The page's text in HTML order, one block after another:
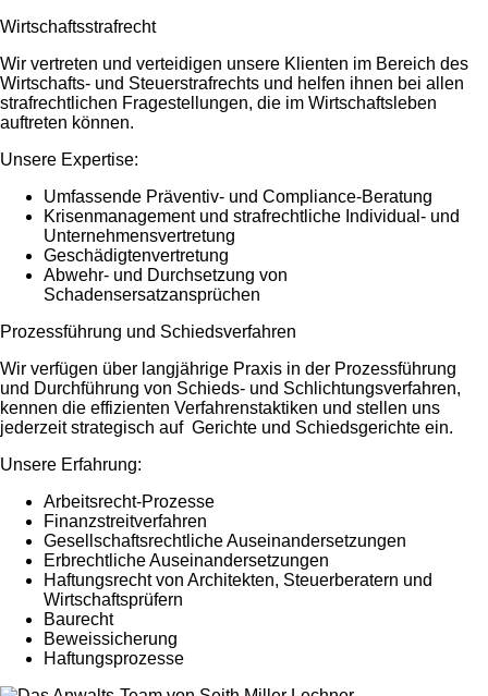
Wirtschaftsstrafrecht
Wir vertreten und verteidigen unsere Klienten im Bereich des
Wirtschafts- und Steuerstrafrechts und helfen ihnen bei allen
strafrechtlichen Fragestellungen, die im Wirtschaftsleben
auftreten können.
Unsere Expertise:
Umfassende Präventiv- und Compliance-Beratung
Krisenmanagement und strafrechtliche Individual- und
Unternehmensvertretung
Geschädigtenvertretung
Abwehr- und Durchsetzung von
Schadensersatzansprüchen
Prozessführung und Schiedsverfahren
Wir verfügen über langjährige Praxis in der Prozessführung
und Durchführung von Schieds- und Schlichtungsverfahren,
kennen die effizienten Verfahrenstaktiken und stellen uns
jederzeit strategisch auf Gerichte und Schiedsgerichte ein.
Unsere Erfahrung:
Arbeitsrecht-Prozesse
Finanzstreitverfahren
Gesellschaftsrechtliche Auseinandersetzungen
Erbrechtliche Auseinandersetzungen
Haftungsrecht von Architekten, Steuerberatern und
Wirtschaftsprüfern
Baurecht
Beweissicherung
Haftungsprozesse